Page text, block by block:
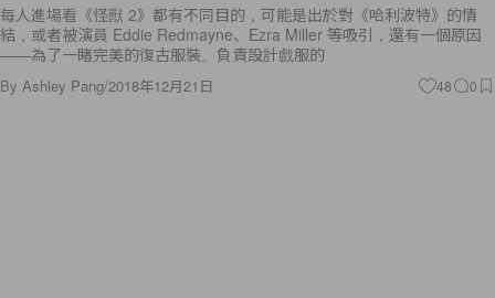
每人進場看《怪獸 2》都有不同目的，可能是出於對《哈利波特》的情
結，或者被演員 Eddie Redmayne、Ezra Miller 等吸引，還有一個原因
——為了一睹完美的復古服裝。負責設計戲服的
By Ashley Pang/2018年12月21日 48 0